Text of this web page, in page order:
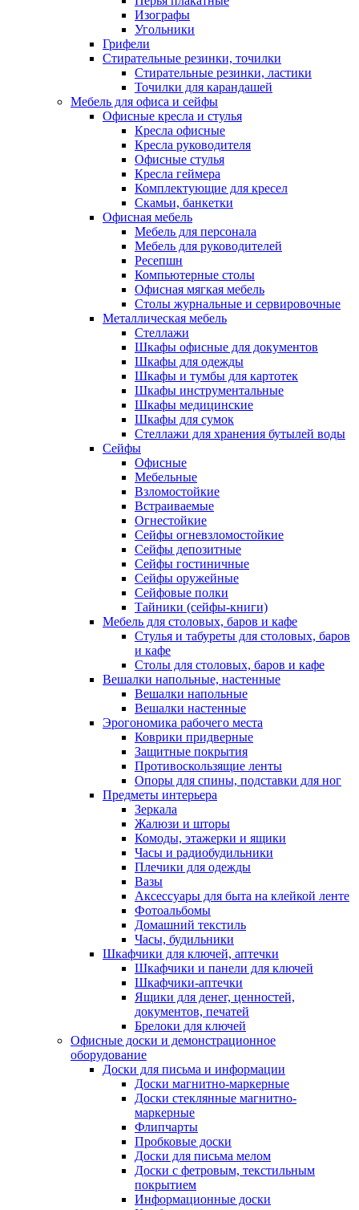
Изографы
Угольники
Грифели
Стирательные резинки, точилки
Стирательные резинки, ластики
Точилки для карандашей
Мебель для офиса и сейфы
Офисные кресла и стулья
Кресла офисные
Кресла руководителя
Офисные стулья
Кресла геймера
Комплектующие для кресел
Скамьи, банкетки
Офисная мебель
Мебель для персонала
Мебель для руководителей
Ресепшн
Компьютерные столы
Офисная мягкая мебель
Столы журнальные и сервировочные
Металлическая мебель
Стеллажи
Шкафы офисные для документов
Шкафы для одежды
Шкафы и тумбы для картотек
Шкафы инструментальные
Шкафы медицинские
Шкафы для сумок
Стеллажи для хранения бутылей воды
Сейфы
Офисные
Мебельные
Взломостойкие
Встраиваемые
Огнестойкие
Сейфы огневзломостойкие
Сейфы депозитные
Сейфы гостиничные
Сейфы оружейные
Сейфовые полки
Тайники (сейфы-книги)
Мебель для столовых, баров и кафе
Стулья и табуреты для столовых, баров
и кафе
Столы для столовых, баров и кафе
Вешалки напольные, настенные
Вешалки напольные
Вешалки настенные
Эрогономика рабочего места
Коврики придверные
Защитные покрытия
Противоскользящие ленты
Опоры для спины, подставки для ног
Предметы интерьера
Зеркала
Жалюзи и шторы
Комоды, этажерки и ящики
Часы и радиобудильники
Плечики для одежды
Вазы
Аксессуары для быта на клейкой ленте
Фотоальбомы
Домашний текстиль
Часы, будильники
Шкафчики для ключей, аптечки
Шкафчики и панели для ключей
Шкафчики-аптечки
Ящики для денег, ценностей,
документов, печатей
Брелоки для ключей
Офисные доски и демонстрационное
оборудование
Доски для письма и информации
Доски магнитно-маркерные
Доски стеклянные магнитно-
маркерные
Флипчарты
Пробковые доски
Доски для письма мелом
Доски с фетровым, текстильным
покрытием
Информационные доски